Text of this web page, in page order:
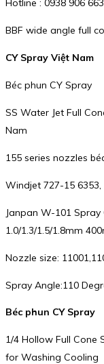
Hotline : 0938 906 663
BBF wide angle full
CY Spray Việt Nam
Béc phun CY Spray
SS Water Jet Full
Nam
155 series nozzles
Windjet 727-15
Janpan W-101
1.0/1.3/1.5/1.8mm
Nozzle size:
Spray Angle:110
Béc phun CY Spray
1/4 Hollow Full Cone
for Washing Cooling